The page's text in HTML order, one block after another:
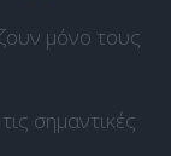
μόνο τους
σημαντικές